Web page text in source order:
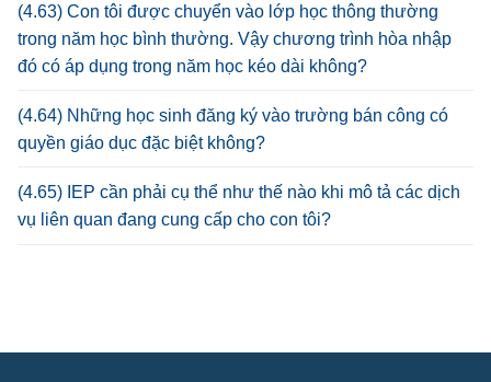
(4.63) Con tôi được chuyển vào lớp học thông thường
trong năm học bình thường. Vậy chương trình hòa nhập
đó có áp dụng trong năm học kéo dài không?
(4.64) Những học sinh đăng ký vào trường bán công có
quyền giáo dục đặc biệt không?
(4.65) IEP cần phải cụ thể như thế nào khi mô tả các dịch
vụ liên quan đang cung cấp cho con tôi?